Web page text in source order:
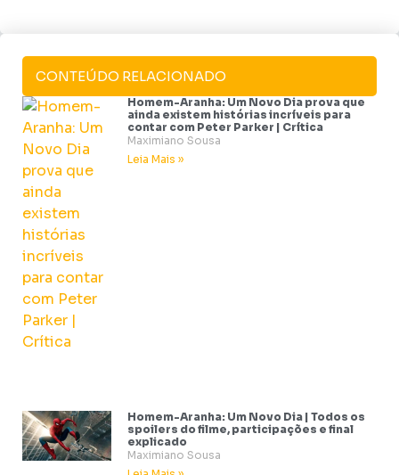
CONTEÚDO RELACIONADO
Homem-Aranha: Um Novo Dia prova que
ainda existem histórias incríveis para
contar com Peter Parker | Crítica
Maximiano Sousa
Leia Mais »
Homem-Aranha: Um Novo Dia | Todos os
spoilers do filme, participações e final
explicado
Maximiano Sousa